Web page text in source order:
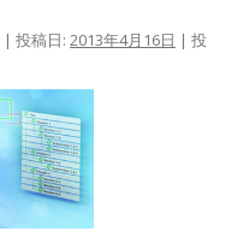
| 投稿日: 2013年4月16日 | 投